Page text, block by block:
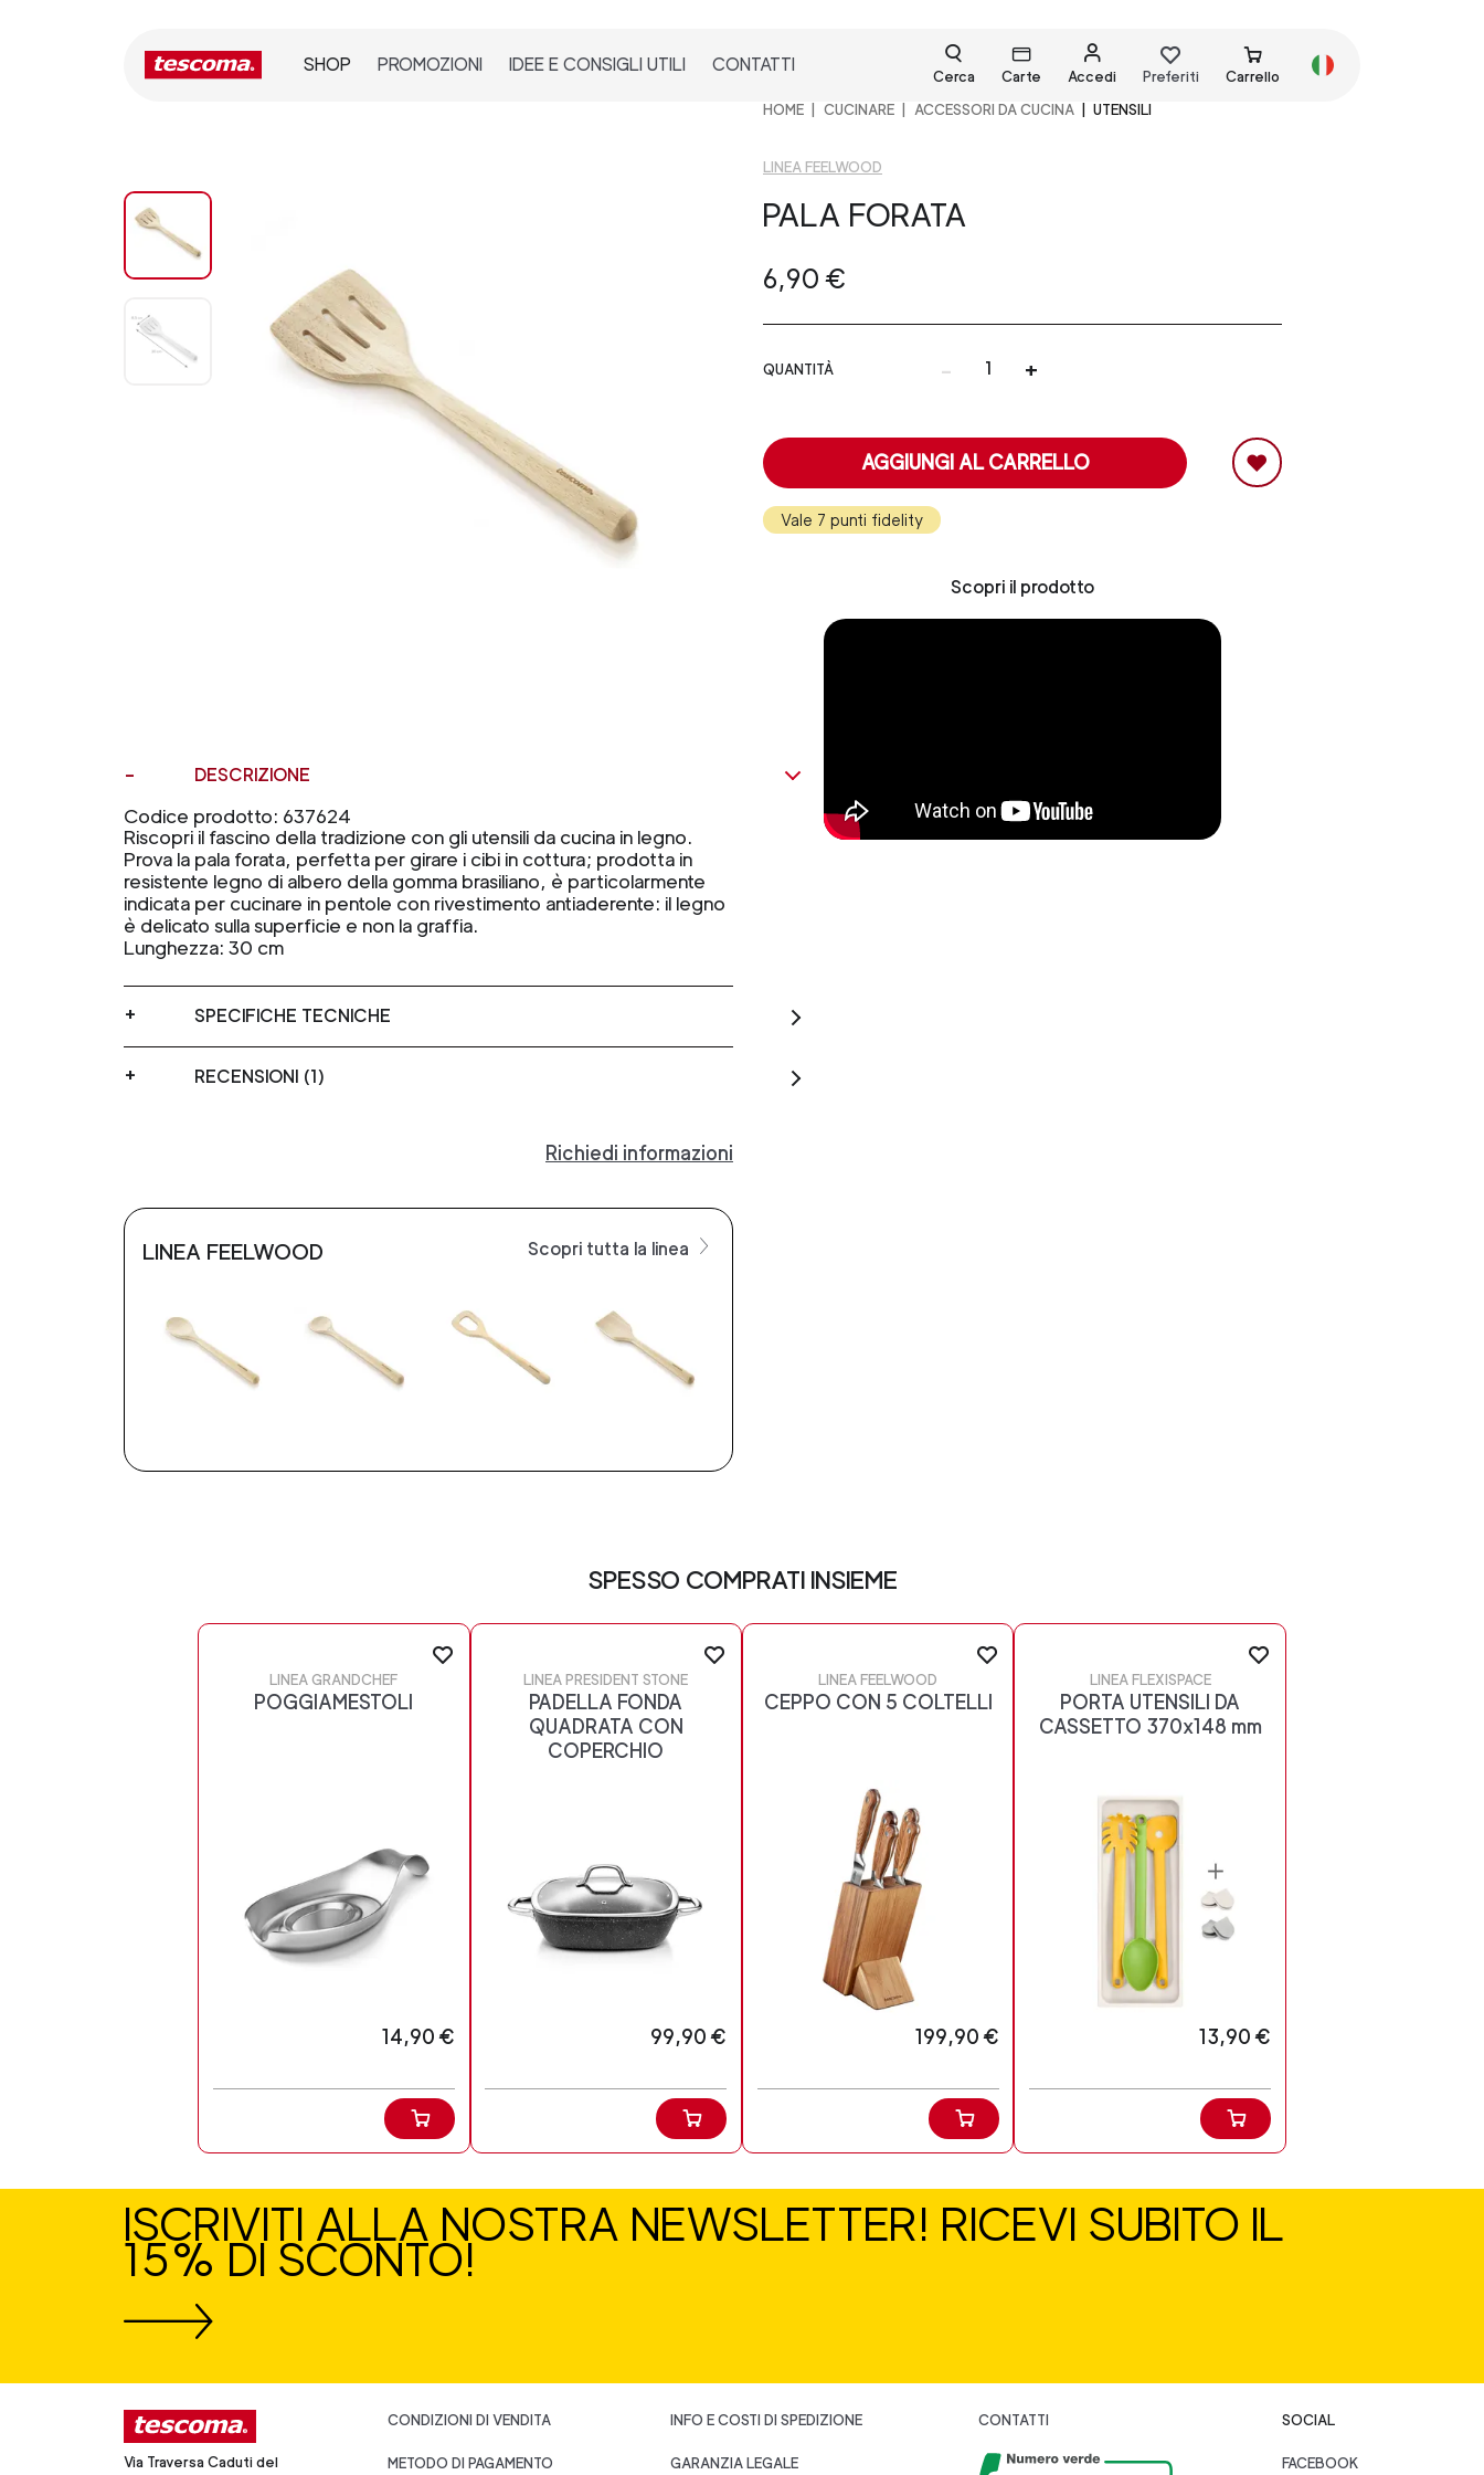
SHOP PROMOZIONI IDEE E CONSIGLI UTILI CONTATTI
Cerca Carte Accedi Preferiti Carrello
DESCRIZIONE
Codice prodotto: 637624
Riscopri il fascino della tradizione con gli utensili da cucina in legno.
Prova la pala forata, perfetta per girare i cibi in cottura; prodotta in
resistente legno di albero della gomma brasiliano, è particolarmente
indicata per cucinare in pentole con rivestimento antiaderente: il legno
è delicato sulla superficie e non la graffia.
Lunghezza: 30 cm
SPECIFICHE TECNICHE
RECENSIONI (1)
Richiedi informazioni
LINEA FEELWOOD Scopri tutta la linea
HOME CUCINARE ACCESSORI DA CUCINA UTENSILI
LINEA FEELWOOD
PALA FORATA
6,90 €
QUANTITÀ - +
AGGIUNGI AL CARRELLO
Vale 7 punti fidelity
Scopri il prodotto
SPESSO COMPRATI INSIEME
LINEA GRANDCHEF
POGGIAMESTOLI
14,90 €
LINEA PRESIDENT STONE
PADELLA FONDA
QUADRATA CON
COPERCHIO
99,90 €
LINEA FEELWOOD
CEPPO CON 5 COLTELLI
199,90 €
LINEA FLEXISPACE
PORTA UTENSILI DA
CASSETTO 370x148 mm
13,90 €
ISCRIVITI ALLA NOSTRA NEWSLETTER! RICEVI SUBITO IL
15% DI SCONTO!
Via Traversa Caduti del
CONDIZIONI DI VENDITA
METODO DI PAGAMENTO
INFO E COSTI DI SPEDIZIONE
GARANZIA LEGALE
CONTATTI SOCIAL
FACEBOOK